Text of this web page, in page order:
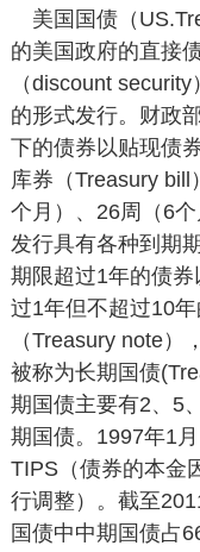
美国国债（
的美国政府的直接
（discount
的形式发行。财政
下的债券以贴现债
库券（Treasury
个月）、26周（6
发行具有各种到期
期限超过1年的债
过1年但不超过10
（Treasury note
被称为长期国债
期国债主要有2、5
期国债。1997年1
TIPS（债券的本金
行调整）。截至
国债中中期国债占